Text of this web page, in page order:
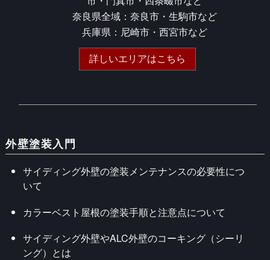
奈良県全域：奈良市・生駒市など
兵庫県：尼崎市・西宮市など
詳しいエリアはこちら
外壁塗装入門
サイディング外壁の塗装メンテナンスの必要性につ
いて
カラーベスト屋根の塗装手順と注意点について
サイディング外壁やALC外壁のコーキング（シーリ
ング）とは